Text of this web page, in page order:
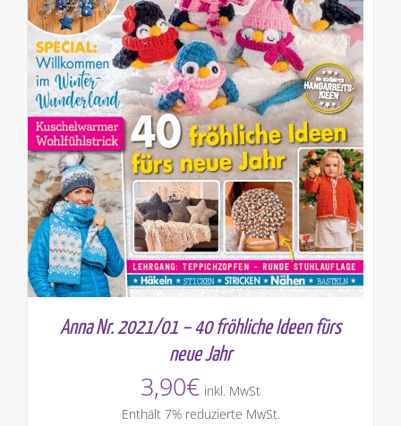
Anna Nr. 2021/01 – 40 fröhliche Ideen fürs
neue Jahr
3,90€ inkl. MwSt
Enthält 7% reduzierte MwSt.